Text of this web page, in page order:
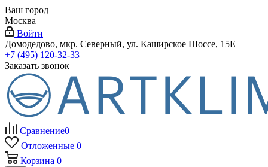
Ваш город
Москва
Войти
Домодедово, мкр. Северный, ул. Каширское Шоссе, 15Е
+7 (495) 120-32-33
Заказать звонок
Сравнение0
Отложенные 0
Корзина 0